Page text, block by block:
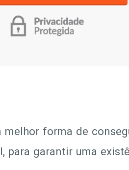
forma de
para garantir uma